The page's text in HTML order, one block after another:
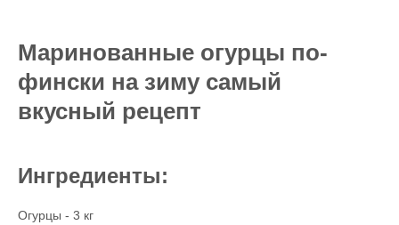
Маринованные огурцы по-
фински на зиму самый
вкусный рецепт
Ингредиенты:
Огурцы - 3 кг